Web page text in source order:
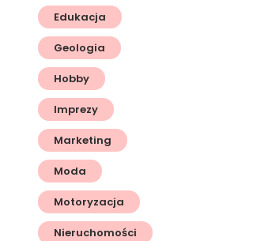
Edukacja
Geologia
Hobby
Imprezy
Marketing
Moda
Motoryzacja
Nieruchomości